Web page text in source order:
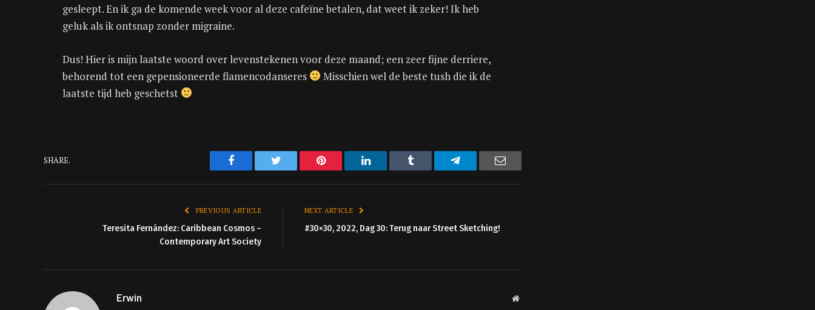
gesleept. En ik ga de komende week voor al deze cafeïne betalen, dat weet ik zeker! Ik heb
geluk als ik ontsnap zonder migraine.
Dus! Hier is mijn laatste woord over levenstekenen voor deze maand; een zeer fijne derriere,
behorend tot een gepensioneerde flamencodanseres
Misschien wel de beste tush die ik de
laatste tijd heb geschetst
SHARE. Facebook Twitter Pinterest LinkedIn Tumblr Telegram Email
PREVIOUS ARTICLE
Teresita Fernández: Caribbean Cosmos –
Contemporary Art Society
NEXT ARTICLE
#30×30, 2022, Dag 30: Terug naar Street Sketching!
Erwin Website